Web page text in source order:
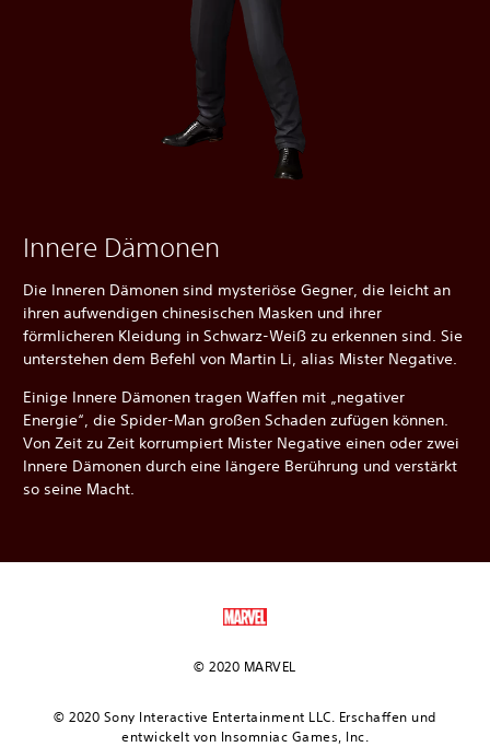
Innere Dämonen
Die Inneren Dämonen sind mysteriöse Gegner, die leicht an
ihren aufwendigen chinesischen Masken und ihrer
förmlicheren Kleidung in Schwarz-Weiß zu erkennen sind. Sie
unterstehen dem Befehl von Martin Li, alias Mister Negative.
Einige Innere Dämonen tragen Waffen mit „negativer
Energie“, die Spider-Man großen Schaden zufügen können.
Von Zeit zu Zeit korrumpiert Mister Negative einen oder zwei
Innere Dämonen durch eine längere Berührung und verstärkt
so seine Macht.
© 2020 MARVEL
© 2020 Sony Interactive Entertainment LLC. Erschaffen und
entwickelt von Insomniac Games, Inc.